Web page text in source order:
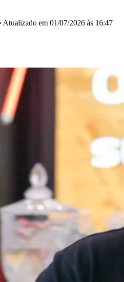
Chácaras MarcoCidades da
PaulistaJardim Reginalice Jardim São
Silvestre
Nova Aldeinha
Parque dos
Santa Luzia
Pirapora
Santana de
do Sol
Vila Márcia
Jandira
Cajamar Caieiras
Atualizado em 01/07/2026 às 16:47